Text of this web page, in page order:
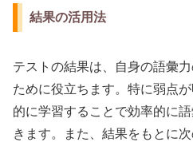
結果の活用法
テストの結果は、自身の語彙
ために役立ちます。特に弱点
的に学習することで効率的に
きます。また、結果をもとに